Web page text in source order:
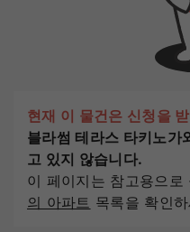
현재 이 물건은 신청을
블라썸 테라스 타키노가
고 있지 않습니다.
이 페이지는 참고용으로
의 아파트 목록을 확인